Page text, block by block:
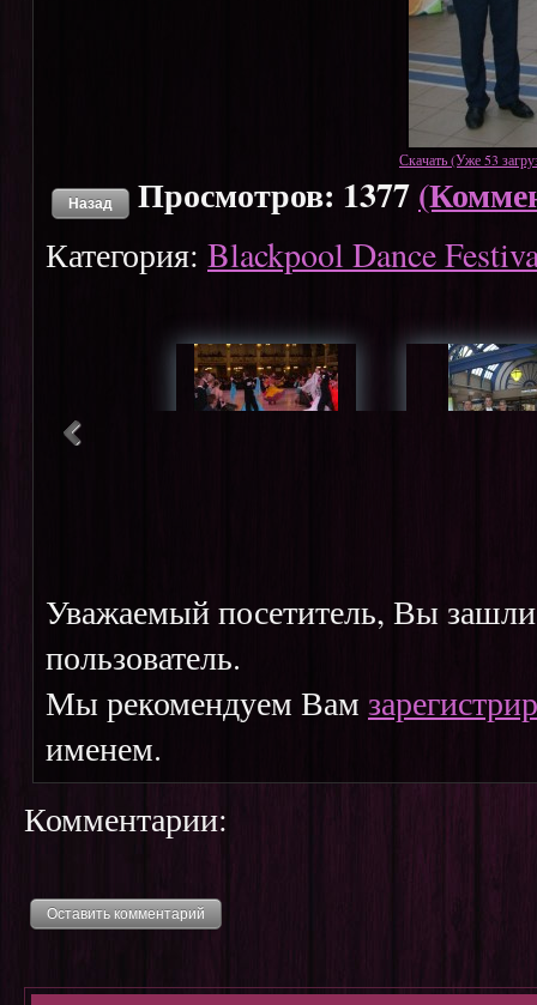
Скачать (Уже 53
Назад Просмотров: 1377
Категория: Blackpool Dance
Уважаемый посетитель, Вы зашли
пользователь.
Мы рекомендуем Вам
именем.
Комментарии:
Оставить комментарий